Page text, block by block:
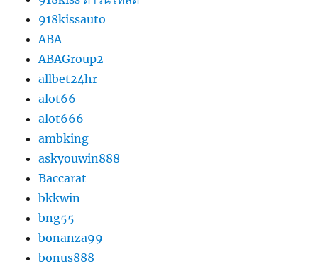
918kissauto
ABA
ABAGroup2
allbet24hr
alot66
alot666
ambking
askyouwin888
Baccarat
bkkwin
bng55
bonanza99
bonus888